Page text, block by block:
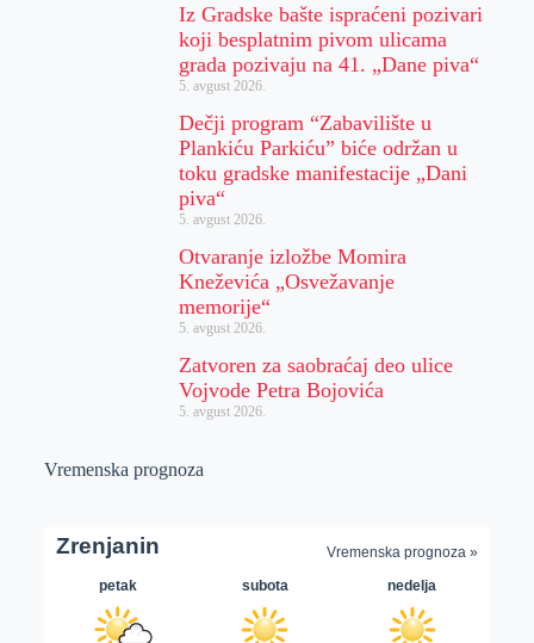
Iz Gradske bašte ispraćeni pozivari
koji besplatnim pivom ulicama
grada pozivaju na 41. „Dane piva“
5. avgust 2026.
Dečji program “Zabavilište u
Plankiću Parkiću” biće održan u
toku gradske manifestacije „Dani
piva“
5. avgust 2026.
Otvaranje izložbe Momira
Kneževića „Osvežavanje
memorije“
5. avgust 2026.
Zatvoren za saobraćaj deo ulice
Vojvode Petra Bojovića
5. avgust 2026.
Vremenska prognoza